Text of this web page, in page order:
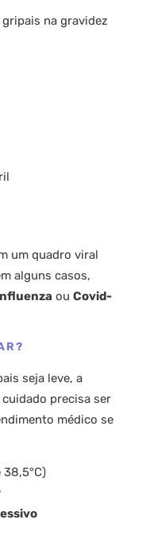
na gravidez
um quadro viral
alguns casos,
ouCovid-
seja leve, a
precisa ser
médico se
38,5°C)